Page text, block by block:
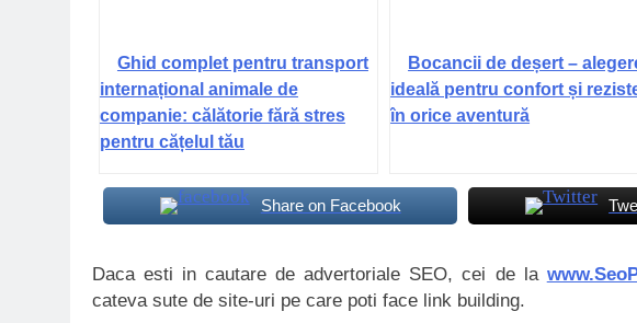
Ghid complet pentru transport
internațional animale de
companie: călătorie fără stres
pentru cățelul tău
Bocancii de deșert –
ideală pentru confort și
în orice aventură
Share on Facebook
Daca esti in cautare de advertoriale SEO, cei de la
cateva sute de site-uri pe care poti face link building.